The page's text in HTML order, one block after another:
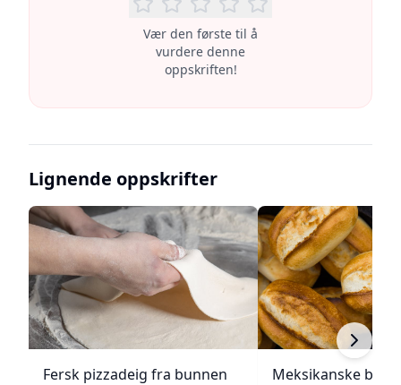
Vær den første til å
vurdere denne
oppskriften!
Lignende oppskrifter
Fersk pizzadeig fra bunnen
Meksikanske